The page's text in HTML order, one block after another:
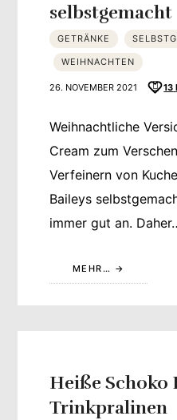
selbstgemacht
GETRÄNKE
WEIHNACHTEN
26. NOVEMBER 2021 13
Weihnachtliche
Cream zum
Verfeinern von
Baileys
immer gut an.
MEHR…
Heiße Schoko
Trinkpralinen